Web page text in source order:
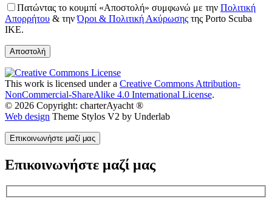
Πατώντας το κουμπί «Αποστολή» συμφωνώ με την Πολιτική
Απορρήτου & τηνΌροι & Πολιτική Ακύρωσης της Porto Scuba
IKE.
This work is licensed under a Creative Commons Attribution-
NonCommercial-ShareAlike 4.0 International License.
© 2026 Copyright: charterAyacht ®
Web design Theme Stylos V2 by Underlab
Επικοινωνήστε μαζί μας
Επικοινωνήστε μαζί μας